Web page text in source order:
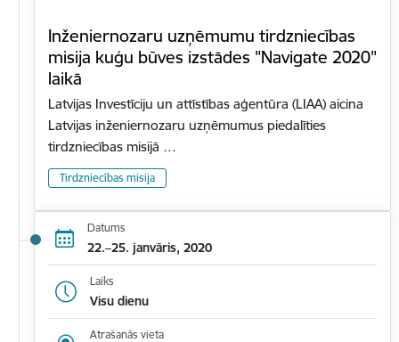
Inženiernozaru uzņēmumu tirdzniecības
misija kuģu būves izstādes "Navigate 2020"
laikā
Latvijas Investīciju un attīstības aģentūra (LIAA) aicina
Latvijas inženiernozaru uzņēmumus piedalīties
tirdzniecības misijā …
Tirdzniecības misija
Datums
22.–25. janvāris, 2020
Laiks
Visu dienu
Atrašanās vieta